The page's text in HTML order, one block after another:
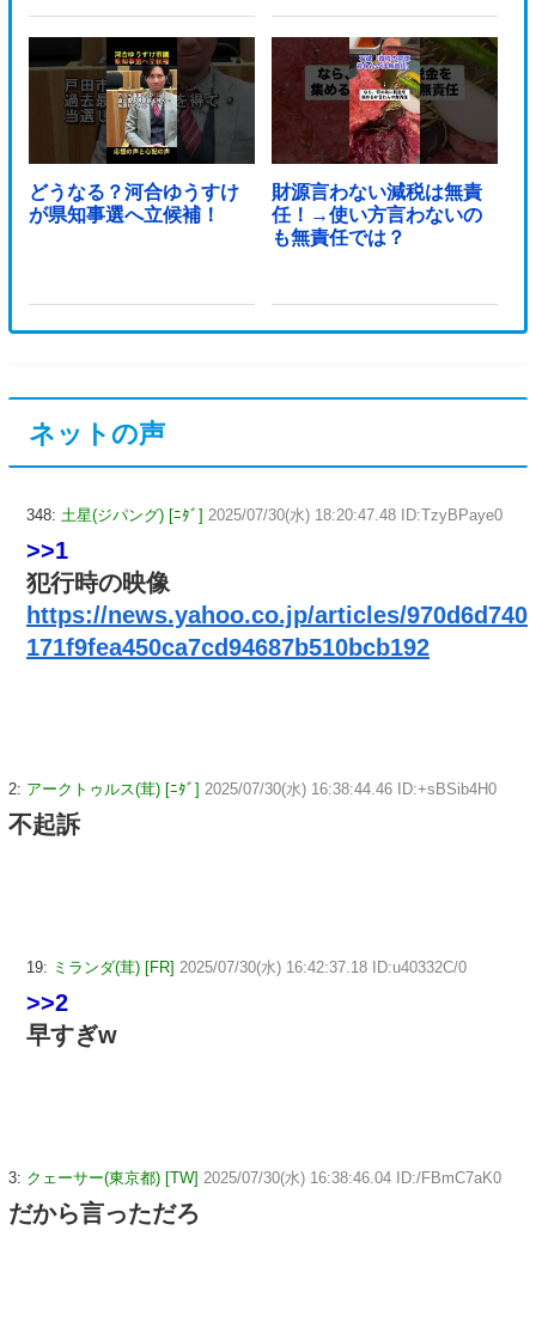
どうなる？河合ゆうすけ
が県知事選へ立候補！
財源言わない減税は無責
任！→使い方言わないの
も無責任では？
ネットの声
348: 土星(ジパング) [ﾆﾀﾞ] 2025/07/30(水) 18:20:47.48 ID:TzyBPaye0
>>1
犯行時の映像
https://news.yahoo.co.jp/articles/970d6d740
171f9fea450ca7cd94687b510bcb192
2: アークトゥルス(茸) [ﾆﾀﾞ] 2025/07/30(水) 16:38:44.46 ID:+sBSib4H0
不起訴
19: ミランダ(茸) [FR] 2025/07/30(水) 16:42:37.18 ID:u40332C/0
>>2
早すぎw
3: クェーサー(東京都) [TW] 2025/07/30(水) 16:38:46.04 ID:/FBmC7aK0
だから言っただろ